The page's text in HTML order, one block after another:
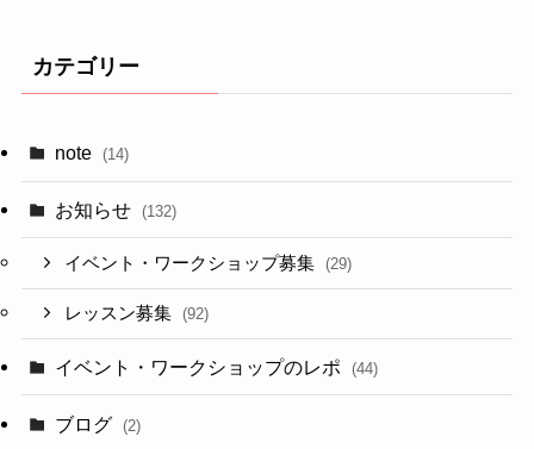
カテゴリー
note (14)
お知らせ (132)
イベント・ワークショップ募集 (29)
レッスン募集 (92)
イベント・ワークショップのレポ (44)
ブログ (2)